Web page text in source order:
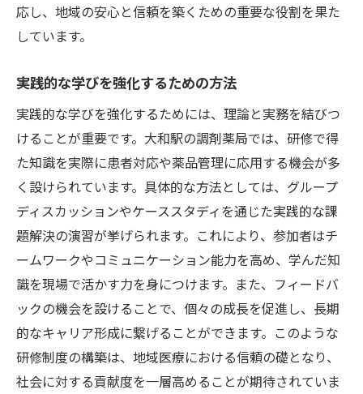
応し、地域の安心と信頼を築くための重要な役割を果た
しています。
実践的な学びを強化するための方法
実践的な学びを強化するためには、理論と実務を結びつ
けることが重要です。大和駅の調剤薬局では、研修で得
た知識を実際に患者対応や薬品管理に応用する機会が多
く設けられています。具体的な方法としては、グループ
ディスカッションやケーススタディを通じた実践的な課
題解決の演習が挙げられます。これにより、参加者はチ
ームワークやコミュニケーション能力を高め、学んだ知
識を現場で活かす力を身につけます。また、フィードバ
ックの機会を設けることで、個々の成長を促進し、長期
的なキャリア形成に繋げることができます。このような
研修制度の構築は、地域医療における信頼の礎となり、
社会に対する貢献度を一層高めることが期待されていま